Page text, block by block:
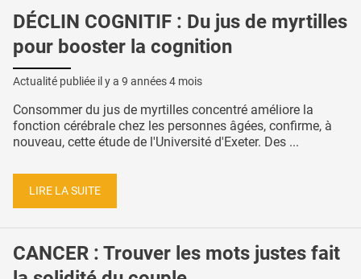
DÉCLIN COGNITIF : Du jus de myrtilles
pour booster la cognition
Actualité publiée il y a 9 années 4 mois
Consommer du jus de myrtilles concentré améliore la
fonction cérébrale chez les personnes âgées, confirme, à
nouveau, cette étude de l'Université d'Exeter. Des ...
LIRE LA SUITE
CANCER : Trouver les mots justes fait